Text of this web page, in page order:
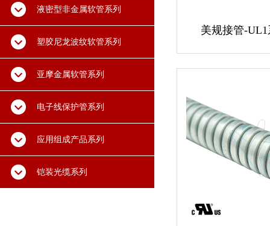
美规接管-UL1
液密型非金属软管系列
塑胶尼龙波纹软管系列
亚摩金属软管系列
电子线保护管系列
应用组成产品系列
铠装光缆系列